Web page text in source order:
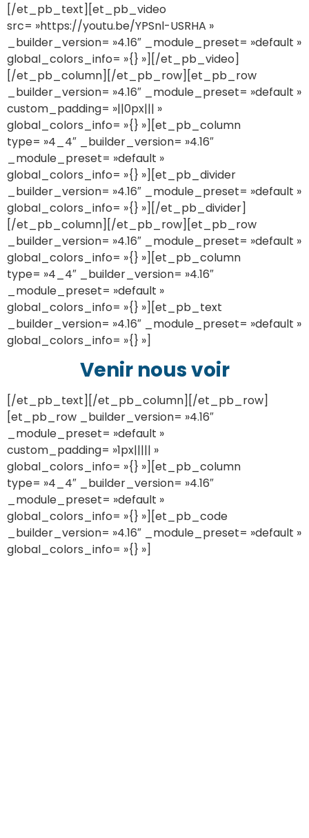
[/et_pb_text][et_pb_video
src= »https://youtu.be/YPSnl-USRHA »
_builder_version= »4.16″ _module_preset= »default »
global_colors_info= »{} »][/et_pb_video]
[/et_pb_column][/et_pb_row][et_pb_row
_builder_version= »4.16″ _module_preset= »default »
custom_padding= »||0px||| »
global_colors_info= »{} »][et_pb_column
type= »4_4″ _builder_version= »4.16″
_module_preset= »default »
global_colors_info= »{} »][et_pb_divider
_builder_version= »4.16″ _module_preset= »default »
global_colors_info= »{} »][/et_pb_divider]
[/et_pb_column][/et_pb_row][et_pb_row
_builder_version= »4.16″ _module_preset= »default »
global_colors_info= »{} »][et_pb_column
type= »4_4″ _builder_version= »4.16″
_module_preset= »default »
global_colors_info= »{} »][et_pb_text
_builder_version= »4.16″ _module_preset= »default »
global_colors_info= »{} »]
Venir nous voir
[/et_pb_text][/et_pb_column][/et_pb_row]
[et_pb_row _builder_version= »4.16″
_module_preset= »default »
custom_padding= »1px||||| »
global_colors_info= »{} »][et_pb_column
type= »4_4″ _builder_version= »4.16″
_module_preset= »default »
global_colors_info= »{} »][et_pb_code
_builder_version= »4.16″ _module_preset= »default »
global_colors_info= »{} »]